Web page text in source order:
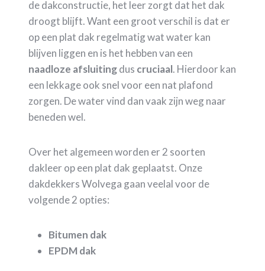
de dakconstructie, het leer zorgt dat het dak
droogt blijft. Want een groot verschil is dat er
op een plat dak regelmatig wat water kan
blijven liggen en is het hebben van een
naadloze afsluitingdus cruciaal. Hierdoor kan
een lekkage ook snel voor een nat plafond
zorgen. De water vind dan vaak zijn weg naar
beneden wel.
Over het algemeen worden er 2 soorten
dakleer op een plat dak geplaatst. Onze
dakdekkers Wolvega gaan veelal voor de
volgende 2 opties:
Bitumen dak
EPDM dak